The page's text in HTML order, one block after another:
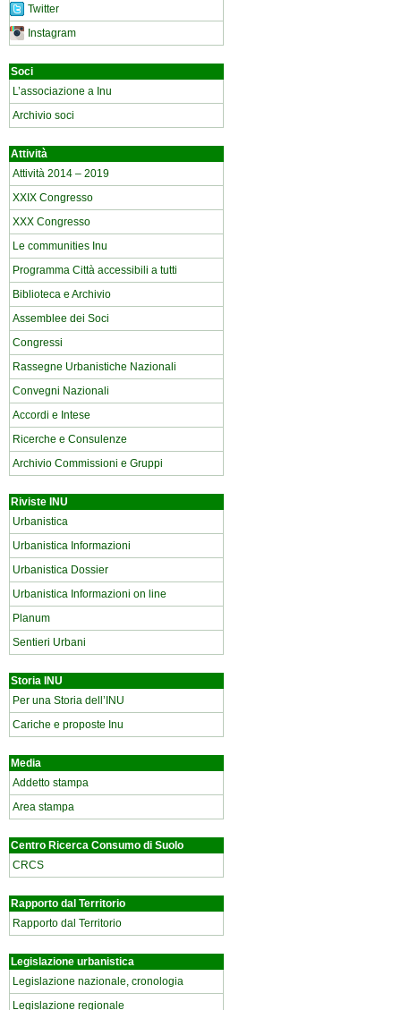
Twitter
Instagram
Soci
L’associazione a Inu
Archivio soci
Attività
Attività 2014 – 2019
XXIX Congresso
XXX Congresso
Le communities Inu
Programma Città accessibili a tutti
Biblioteca e Archivio
Assemblee dei Soci
Congressi
Rassegne Urbanistiche Nazionali
Convegni Nazionali
Accordi e Intese
Ricerche e Consulenze
Archivio Commissioni e Gruppi
Riviste INU
Urbanistica
Urbanistica Informazioni
Urbanistica Dossier
Urbanistica Informazioni on line
Planum
Sentieri Urbani
Storia INU
Per una Storia dell’INU
Cariche e proposte Inu
Media
Addetto stampa
Area stampa
Centro Ricerca Consumo di Suolo
CRCS
Rapporto dal Territorio
Rapporto dal Territorio
Legislazione urbanistica
Legislazione nazionale, cronologia
Legislazione regionale